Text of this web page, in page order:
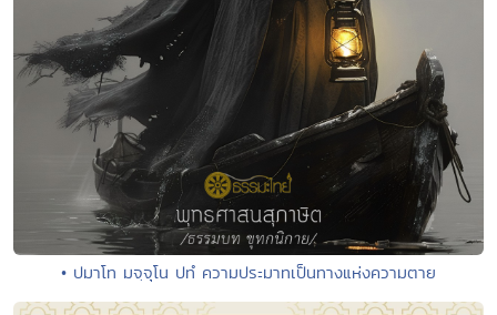
• ปมาโท มจฺจุโน ปทํ ความประมาทเป็นทางแห่งความตาย